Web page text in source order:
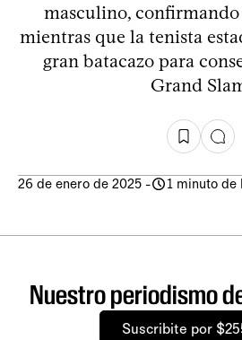
masculino,
mientras que la tenista
gran batacazo para
Grand
26 de enero de 2025 - 1 minuto de
Nuestro periodismo
Suscribite por